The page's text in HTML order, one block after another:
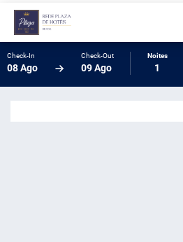
Check-In
08 Ago
Check-Out
09 Ago
Noites
1